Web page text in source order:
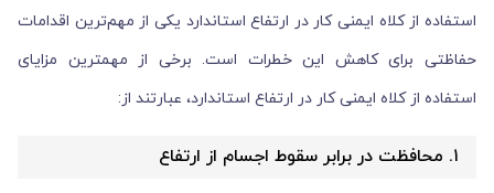
استفاده از کلاه ایمنی کار در ارتفاع استاندارد یکی از مهم‌ترین اقدامات
حفاظتی برای کاهش این خطرات است. برخی از مهمترین مزایای
استفاده از کلاه ایمنی کار در ارتفاع استاندارد، عبارتند از:
۱. محافظت در برابر سقوط اجسام از ارتفاع